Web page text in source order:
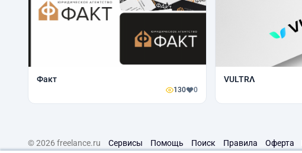
Факт
130 0
VULTRΛ
© 2026 freelance.ru Сервисы Помощь Поиск Правила Оферта